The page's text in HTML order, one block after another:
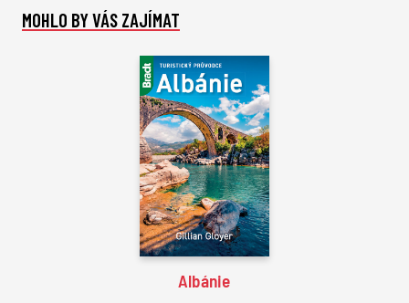
MOHLO BY VÁS ZAJÍMAT
Albánie